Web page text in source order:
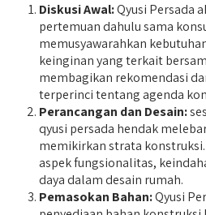
Diskusi Awal:Qyusi Persada
pertemuan dahulu sama
memusyawarahkan
keinginan yang terkait
membagikan rekomendasi
terperinci tentang agenda
Perancangan dan Desain:
qyusi persada hendak
memikirkan strata
aspek fungsionalitas,
daya dalam desain rumah.
Pemasokan Bahan:Qyusi